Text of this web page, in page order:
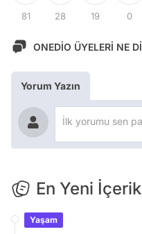
81 28 19 0
ONEDİO ÜYELERİ NE
Yorum Yazın
En Yeni
Yaşam